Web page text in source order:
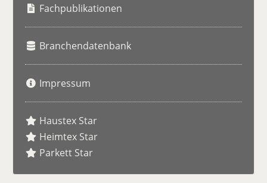
Fachpublikationen
Branchendatenbank
Impressum
Haustex Star
Heimtex Star
Parkett Star